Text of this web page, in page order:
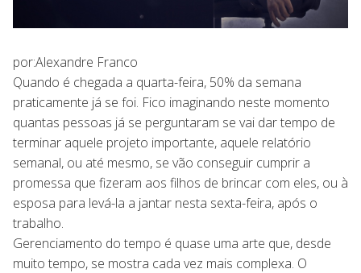
por:Alexandre Franco
Quando é chegada a quarta-feira, 50% da semana
praticamente já se foi. Fico imaginando neste momento
quantas pessoas já se perguntaram se vai dar tempo de
terminar aquele projeto importante, aquele relatório
semanal, ou até mesmo, se vão conseguir cumprir a
promessa que fizeram aos filhos de brincar com eles, ou à
esposa para levá-la a jantar nesta sexta-feira, após o
trabalho.
Gerenciamento do tempo é quase uma arte que, desde
muito tempo, se mostra cada vez mais complexa. O